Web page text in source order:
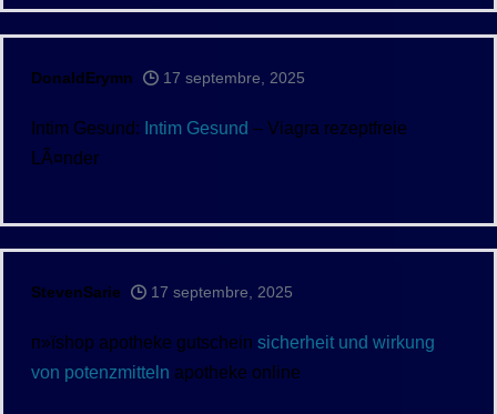
DonaldErymn 17 septembre, 2025
Intim Gesund: Intim Gesund – Viagra rezeptfreie
LÃ¤nder
StevenSarie 17 septembre, 2025
п»їshop apotheke gutschein sicherheit und wirkung
von potenzmitteln apotheke online